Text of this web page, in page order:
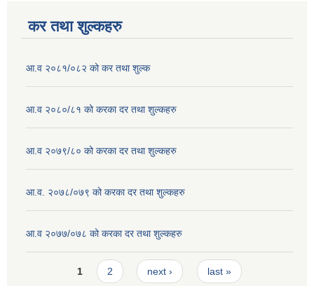
कर तथा शुल्कहरु
आ.व २०८१/०८२ को कर तथा शुल्क
आ.व २०८०/८१ को करका दर तथा शुल्कहरु
आ.व २०७९/८० को करका दर तथा शुल्कहरु
आ.व. २०७८/०७९ को करका दर तथा शुल्कहरु
आ.व २०७७/०७८ को करका दर तथा शुल्कहरु
Pages1 2 next › last »